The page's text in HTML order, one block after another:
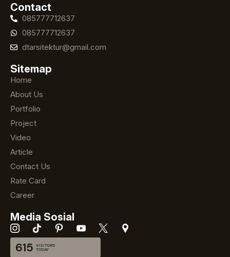
Contact
085777712637
085777712637
dtarsitektur@gmail.com
Sitemap
Home
About Us
Portfolio
Project
Video
Article
Contact Us
Rate Card
Career
Media Sosial
615 VISITORS
TODAY